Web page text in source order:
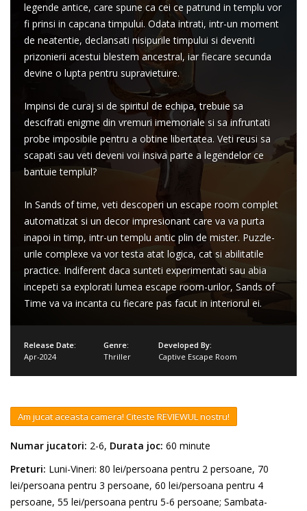
legende antice, care spune ca cei ce patrund in templu vor
fi prinsi in capcana timpului. Odata intrati, intr-un moment
de neatentie, declansati nisipurile timpului si deveniti
prizonierii acestui blestem ancestral, iar fiecare secunda
devine o lupta pentru supravietuire.
Impinsi de curaj si de spiritul de echipa, trebuie sa
descifrati enigme din vremuri imemoriale si sa infruntati
probe imposibile pentru a obtine libertatea. Veti reusi sa
scapati sau veti deveni voi insiva parte a legendelor ce
bantuie templul?
In Sands of time, veti descoperi un escape room complet
automatizat si un decor impresionant care va va purta
inapoi in timp, intr-un templu antic plin de mister. Puzzle-
urile complexe va vor testa atat logica, cat si abilitatile
practice. Indiferent daca sunteti experimentati sau abia
incepeti sa explorati lumea escape room-urilor, Sands of
Time va va incanta cu fiecare pas facut in interiorul ei.
Release Date:
Apr-2024
Genre:
Thriller
Developed By:
Captive Escape Room
Am jucat aceasta camera! Citeste REVIEWUL nostru!
Numar jucatori: 2-6, Durata joc: 60 minute
Preturi: Luni-Vineri: 80 lei/persoana pentru 2 persoane, 70
lei/persoana pentru 3 persoane, 60 lei/persoana pentru 4
persoane, 55 lei/persoana pentru 5-6 persoane; Sambata-